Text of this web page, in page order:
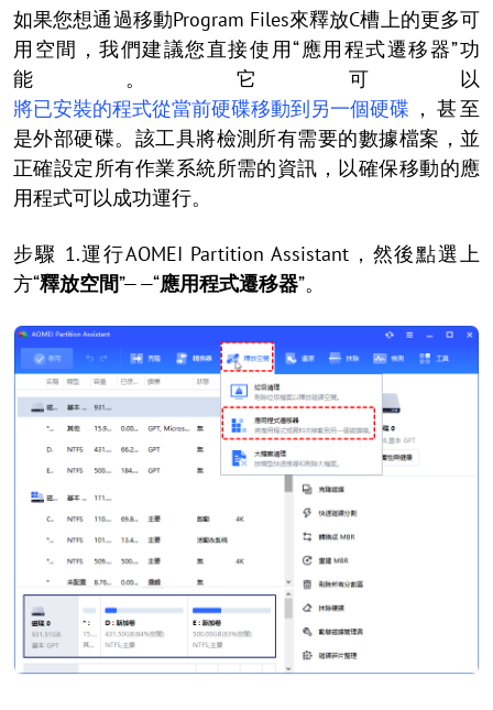
如果您想通過移動Program Files來釋放C槽上的更多可
用空間，我們建議您直接使用“應用程式遷移器”功
能。它可以
將已安裝的程式從當前硬碟移動到另一個硬碟 ，甚至
是外部硬碟。該工具將檢測所有需要的數據檔案，並
正確設定所有作業系統所需的資訊，以確保移動的應
用程式可以成功運行。
步驟 1.運行AOMEI Partition Assistant，然後點選上
方“釋放空間”——“應用程式遷移器”。